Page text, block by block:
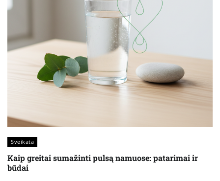
Sveikata
Kaip greitai sumažinti pulsą namuose: patarimai ir
būdai